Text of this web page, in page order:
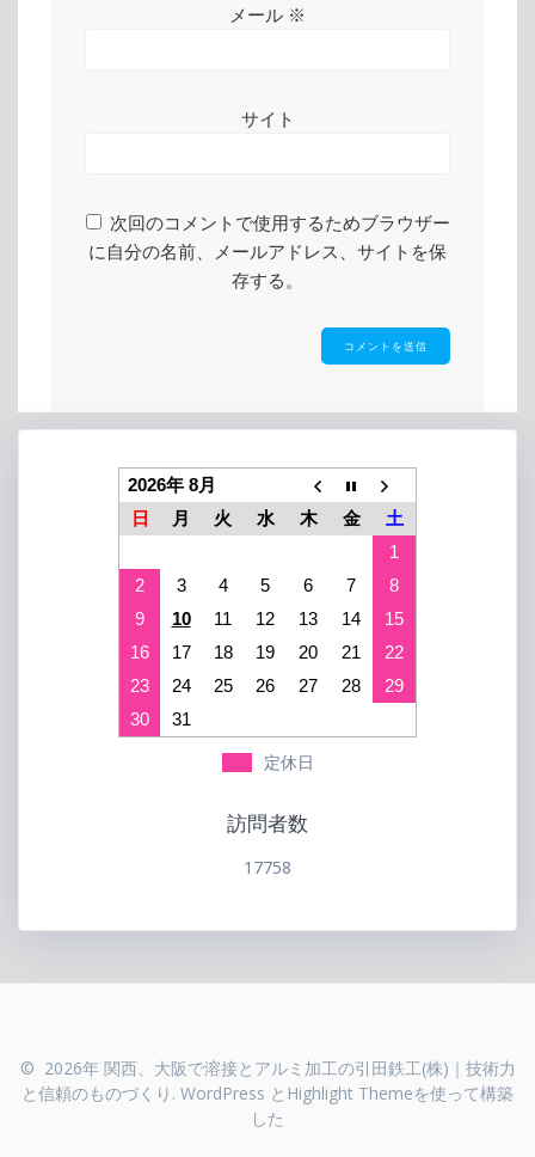
メール ※
サイト
次回のコメントで使用するためブラウザー
に自分の名前、メールアドレス、サイトを保
存する。
2026年 8月
日
月 火 水 木 金
土
1
2
3 4 5 6 7
8
9
10 11 12 13 14
15
16
17 18 19 20 21
22
23
24 25 26 27 28
29
30
31
定休日
訪問者数
17758
© 2026年 関西、大阪で溶接とアルミ加工の引田鉄工(株)｜技術力
と信頼のものづくり. WordPress と Highlight Themeを使って構築
した